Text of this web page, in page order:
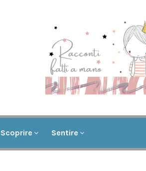
Scoprire Sentire